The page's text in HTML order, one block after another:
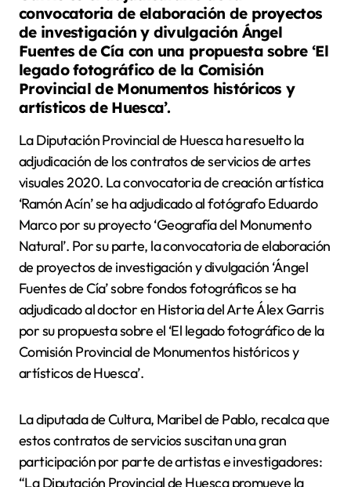
convocatoria de elaboración de proyectos
de investigación y divulgación Ángel
Fuentes de Cía con una propuesta sobre ‘El
legado fotográfico de la Comisión
Provincial de Monumentos históricos y
artísticos de Huesca’.
La Diputación Provincial de Huesca ha resuelto la
adjudicación de los contratos de servicios de artes
visuales 2020. La convocatoria de creación artística
‘Ramón Acín’ se ha adjudicado al fotógrafo Eduardo
Marco por su proyecto ‘Geografía del Monumento
Natural’. Por su parte, la convocatoria de elaboración
de proyectos de investigación y divulgación ‘Ángel
Fuentes de Cía’ sobre fondos fotográficos se ha
adjudicado al doctor en Historia del Arte Álex Garris
por su propuesta sobre el ‘El legado fotográfico de la
Comisión Provincial de Monumentos históricos y
artísticos de Huesca’.
La diputada de Cultura, Maribel de Pablo, recalca que
estos contratos de servicios suscitan una gran
participación por parte de artistas e investigadores:
“La Diputación Provincial de Huesca promueve la